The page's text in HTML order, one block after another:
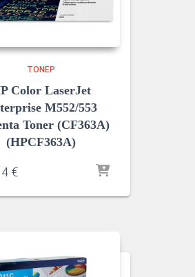
ΤΌΝΕΡ
Color LaserJet
M552/553
Toner (CF363A)
(HPCF363A)
€